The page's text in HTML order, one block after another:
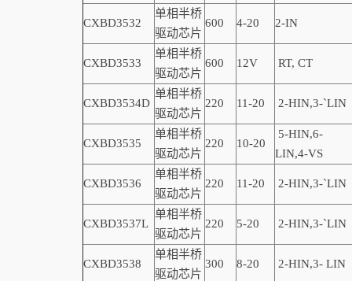
CXBD3532
单相半桥
驱动芯片
600 4-20 2-IN
CXBD3533
单相半桥
驱动芯片
600 12V RT, CT
CXBD3534D
单相半桥
驱动芯片
220 11-20 2-HIN,3-`LIN
CXBD3535
单相半桥
驱动芯片
220 10-20
5-HIN,6-
LIN,4-VS
CXBD3536
单相半桥
驱动芯片
220 11-20 2-HIN,3-`LIN
CXBD3537L
单相半桥
驱动芯片
220 5-20 2-HIN,3-`LIN
CXBD3538
单相半桥
驱动芯片
300 8-20 2-HIN,3- LIN